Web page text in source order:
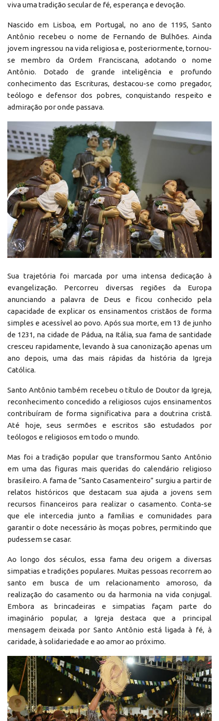
viva uma tradição secular de fé, esperança e devoção.
Nascido em Lisboa, em Portugal, no ano de 1195, Santo
Antônio recebeu o nome de Fernando de Bulhões. Ainda
jovem ingressou na vida religiosa e, posteriormente, tornou-
se membro da Ordem Franciscana, adotando o nome
Antônio. Dotado de grande inteligência e profundo
conhecimento das Escrituras, destacou-se como pregador,
teólogo e defensor dos pobres, conquistando respeito e
admiração por onde passava.
Sua trajetória foi marcada por uma intensa dedicação à
evangelização. Percorreu diversas regiões da Europa
anunciando a palavra de Deus e ficou conhecido pela
capacidade de explicar os ensinamentos cristãos de forma
simples e acessível ao povo. Após sua morte, em 13 de junho
de 1231, na cidade de Pádua, na Itália, sua fama de santidade
cresceu rapidamente, levando à sua canonização apenas um
ano depois, uma das mais rápidas da história da Igreja
Católica.
Santo Antônio também recebeu o título de Doutor da Igreja,
reconhecimento concedido a religiosos cujos ensinamentos
contribuíram de forma significativa para a doutrina cristã.
Até hoje, seus sermões e escritos são estudados por
teólogos e religiosos em todo o mundo.
Mas foi a tradição popular que transformou Santo Antônio
em uma das figuras mais queridas do calendário religioso
brasileiro. A fama de “Santo Casamenteiro” surgiu a partir de
relatos históricos que destacam sua ajuda a jovens sem
recursos financeiros para realizar o casamento. Conta-se
que ele intercedia junto a famílias e comunidades para
garantir o dote necessário às moças pobres, permitindo que
pudessem se casar.
Ao longo dos séculos, essa fama deu origem a diversas
simpatias e tradições populares. Muitas pessoas recorrem ao
santo em busca de um relacionamento amoroso, da
realização do casamento ou da harmonia na vida conjugal.
Embora as brincadeiras e simpatias façam parte do
imaginário popular, a Igreja destaca que a principal
mensagem deixada por Santo Antônio está ligada à fé, à
caridade, à solidariedade e ao amor ao próximo.